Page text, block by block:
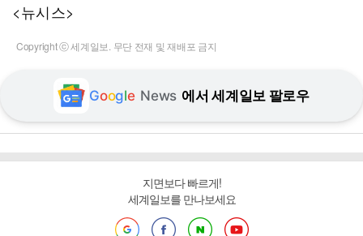
<뉴시스>
Copyright ⓒ 세계일보. 무단 전재 및 재배포 금지
Google News 에서 세계일보 팔로우
지면보다 빠르게!
세계일보를 만나보세요